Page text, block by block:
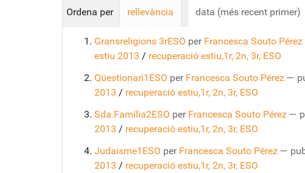
Ordena per rellevància data (més recent primer)
Gransreligions 3rESO per Francesca Souto Pérez
estiu 2013 / recuperació estiu,1r, 2n, 3r, ESO
Qüestionari1ESO per Francesca Souto Pérez —
2013 / recuperació estiu,1r, 2n, 3r, ESO
Sda.Família2ESO per Francesca Souto Pérez —
2013 / recuperació estiu,1r, 2n, 3r, ESO
Judaisme1ESO per Francesca Souto Pérez —
2013 / recuperació estiu,1r, 2n, 3r, ESO